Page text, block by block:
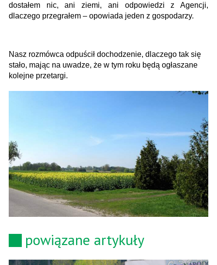
dostałem nic, ani ziemi, ani odpowiedzi z Agencji,
dlaczego przegrałem – opowiada jeden z gospodarzy.
Nasz rozmówca odpuścił dochodzenie, dlaczego tak się
stało, mając na uwadze, że w tym roku będą ogłaszane
kolejne przetargi.
powiązane artykuły